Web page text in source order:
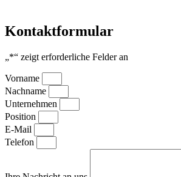
Kontaktformular
„*“ zeigt erforderliche Felder an
Vorname
Nachname
Unternehmen
Position
E-Mail
Telefon